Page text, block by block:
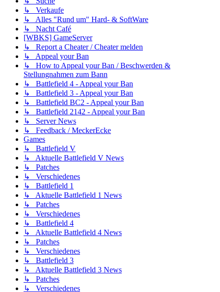
↳ Verkaufe
↳ Alles "Rund um" Hard- & SoftWare
↳ Nacht Café
[WBKS] GameServer
↳ Report a Cheater / Cheater melden
↳ Appeal your Ban
↳ How to Appeal your Ban / Beschwerden &
Stellungnahmen zum Bann
↳ Battlefield 4 - Appeal your Ban
↳ Battlefield 3 - Appeal your Ban
↳ Battlefield BC2 - Appeal your Ban
↳ Battlefield 2142 - Appeal your Ban
↳ Server News
↳ Feedback / MeckerEcke
Games
↳ Battlefield V
↳ Aktuelle Battlefield V News
↳ Patches
↳ Verschiedenes
↳ Battlefield 1
↳ Aktuelle Battlefield 1 News
↳ Patches
↳ Verschiedenes
↳ Battlefield 4
↳ Aktuelle Battlefield 4 News
↳ Patches
↳ Verschiedenes
↳ Battlefield 3
↳ Aktuelle Battlefield 3 News
↳ Patches
↳ Verschiedenes